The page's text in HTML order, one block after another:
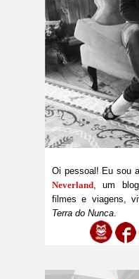
Oi pessoal! Eu sou
Neverland, um
filmes e viagens,
Terra do Nunca.